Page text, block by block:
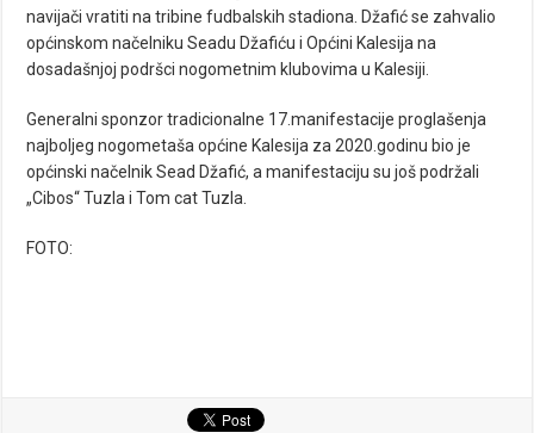
navijači vratiti na tribine fudbalskih stadiona. Džafić se zahvalio
općinskom načelniku Seadu Džafiću i Općini Kalesija na
dosadašnjoj podršci nogometnim klubovima u Kalesiji.
Generalni sponzor tradicionalne 17.manifestacije proglašenja
najboljeg nogometaša općine Kalesija za 2020.godinu bio je
općinski načelnik Sead Džafić, a manifestaciju su još podržali
„Cibos“ Tuzla i Tom cat Tuzla.
FOTO: